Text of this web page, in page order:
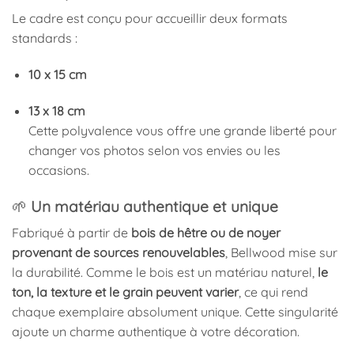
Le cadre est conçu pour accueillir deux formats
standards :
10 x 15 cm
13 x 18 cm
Cette polyvalence vous offre une grande liberté pour
changer vos photos selon vos envies ou les
occasions.
🌱 Un matériau authentique et unique
Fabriqué à partir de bois de hêtre ou de noyer
provenant de sources renouvelables, Bellwood mise sur
la durabilité. Comme le bois est un matériau naturel, le
ton, la texture et le grain peuvent varier, ce qui rend
chaque exemplaire absolument unique. Cette singularité
ajoute un charme authentique à votre décoration.